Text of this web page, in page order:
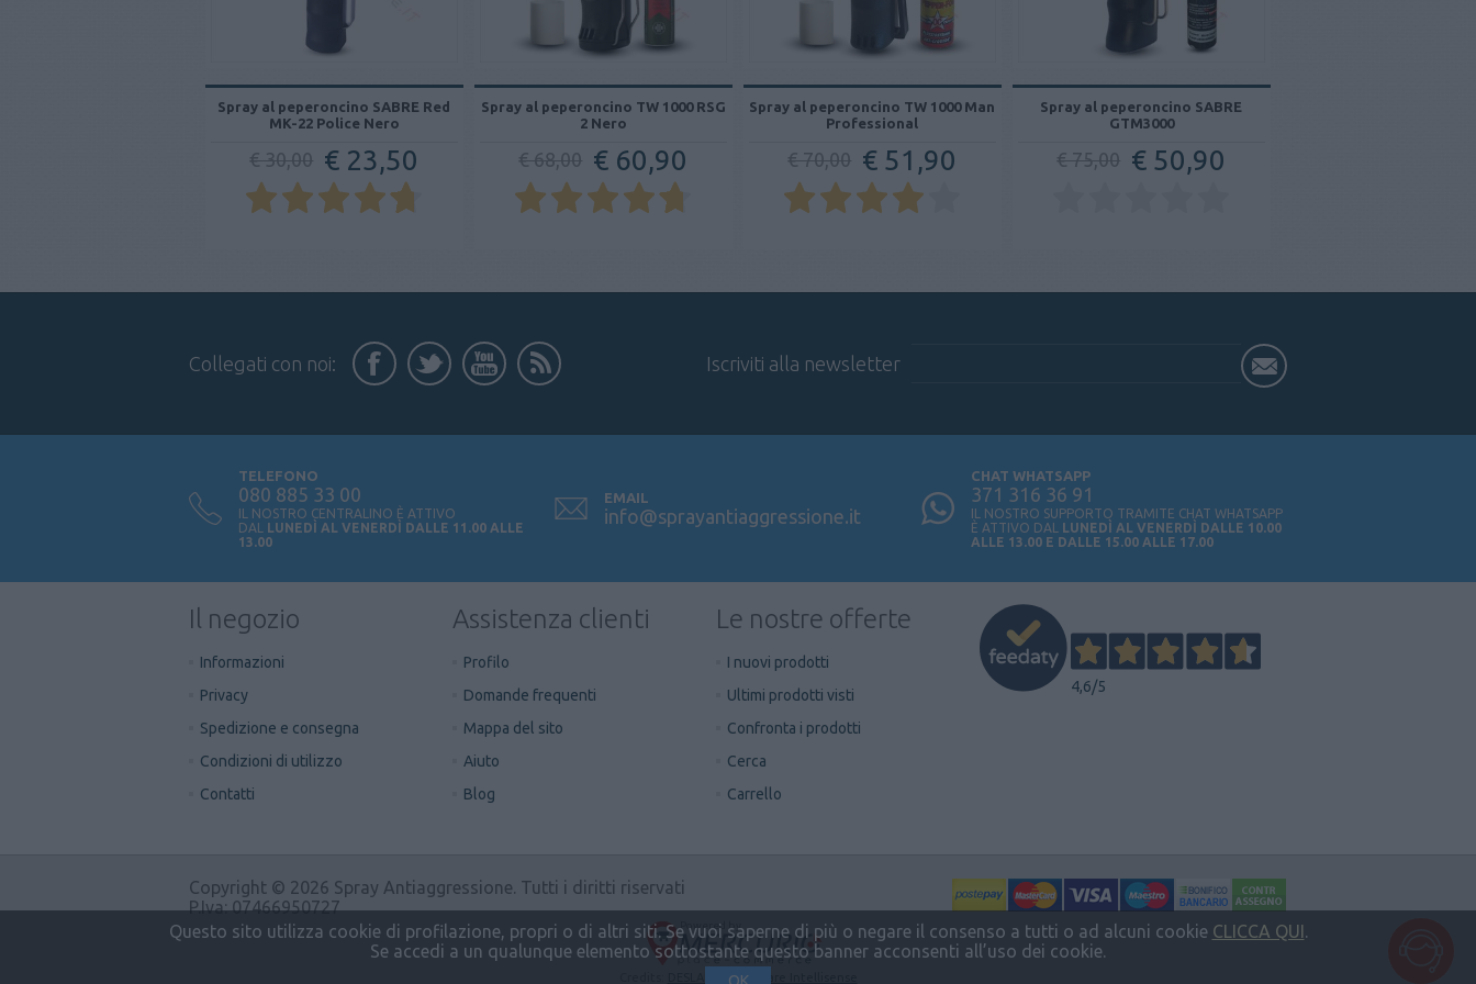
Spray al peperoncino SABRE Red
MK-22 Police Nero
€ 30,00 € 23,50
Spray al peperoncino TW 1000 RSG
2 Nero
€ 68,00 € 60,90
Spray al peperoncino TW 1000 Man
Professional
€ 70,00 € 51,90
Spray al peperoncino SABRE
GTM3000
€ 75,00 € 50,90
Collegati con noi: Iscriviti alla newsletter
TELEFONO
080 885 33 00
IL NOSTRO CENTRALINO È ATTIVO
DAL
LUNEDÌ AL VENERDÌ DALLE 11.00 ALLE
13.00
EMAIL
info@sprayantiaggressione.it
CHAT WHATSAPP
371 316 36 91
IL NOSTRO SUPPORTO TRAMITE CHAT WHATSAPP
È ATTIVO DAL
LUNEDÌ AL VENERDÌ DALLE 10.00
ALLE 13.00 E DALLE 15.00 ALLE 17.00
Il negozio
Informazioni
Privacy
Spedizione e consegna
Condizioni di utilizzo
Contatti
Assistenza clienti
Profilo
Domande frequenti
Mappa del sito
Aiuto
Blog
Le nostre offerte
I nuovi prodotti
Ultimi prodotti visti
Confronta i prodotti
Cerca
Carrello
4,6/5
Copyright © 2026 Spray Antiaggressione. Tutti i diritti riservati
P.Iva: 07466950727
Powered by
DESLAB.it - Software Intellisense
Questo sito utilizza cookie di profilazione, propri o di altri siti. Se vuoi saperne di più o negare il consenso a tutti o ad alcuni cookie CLICCA QUI.
Se accedi a un qualunque elemento sottostante questo banner acconsenti all’uso dei cookie.